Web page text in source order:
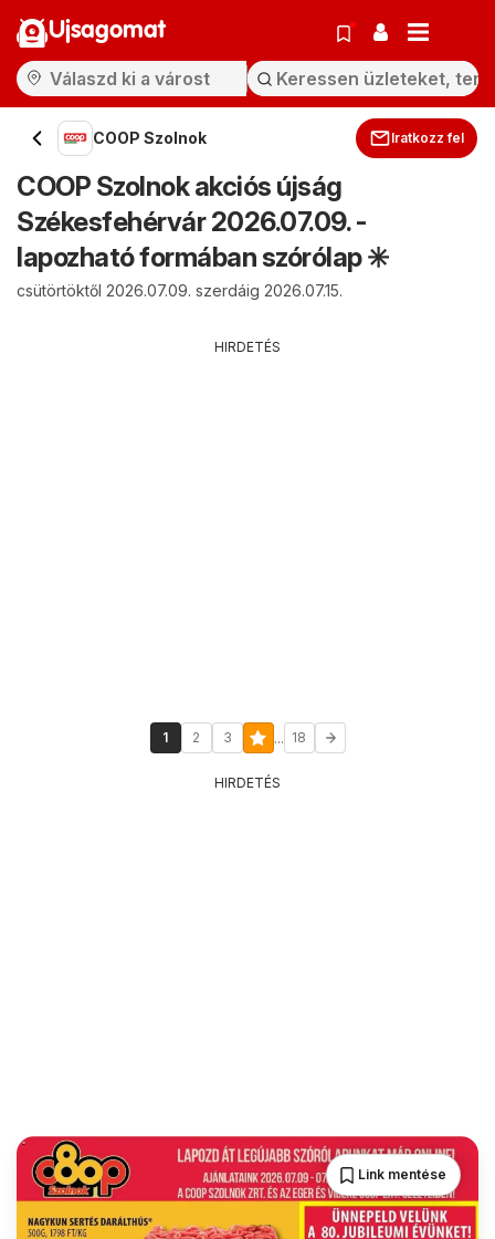
Ujsagomat
COOP Szolnok Iratkozz fel
COOP Szolnok akciós újság
Székesfehérvár 2026.07.09. -
lapozható formában szórólap ✳️
csütörtöktől 2026.07.09. szerdáig 2026.07.15.
HIRDETÉS
1 2 3 ... 18
HIRDETÉS
Link mentése